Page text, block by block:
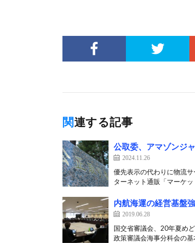
関連する記事
公取委、アマゾンジ
2024.11.26
優先表示の代わりに物流
ターネット通販「マーケ
内航海運の経営基盤
2019.06.28
国交省審議会、20年夏め
政策審議会海事分科会の